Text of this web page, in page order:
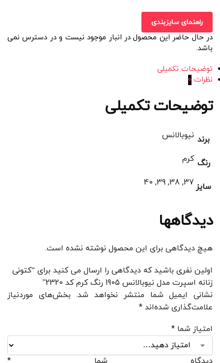
راهنمای سایزبندی
در حال حاضر این محصول در انبار موجود نیست و در دسترس نمی
باشد.
توضیحات تکمیلی
نظرات 0
توضیحات تکمیلی
برند نیوبالانس
رنگ کرم
سایز 37, 38, 39, 40
دیدگاهها
هیچ دیدگاهی برای این محصول نوشته نشده است.
اولین نفری باشید که دیدگاهی را ارسال می کنید برای “کتونی
زنانه اسپرت مدل نیوبالانس 1905 رنگ کرم کد 2320”
نشانی ایمیل شما منتشر نخواهد شد. بخش‌های موردنیاز
علامت‌گذاری شده‌اند *
امتیاز شما *